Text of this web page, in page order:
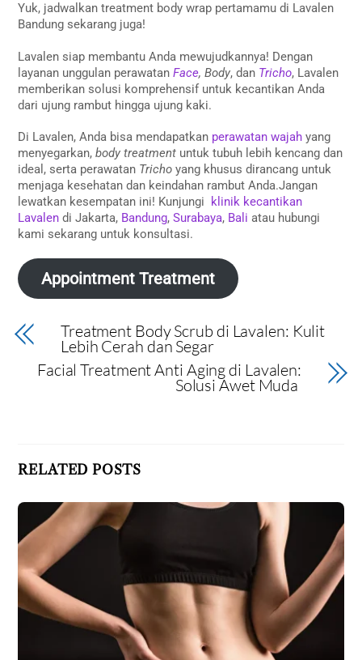
Yuk, jadwalkan treatment body wrap pertamamu di Lavalen
Bandung sekarang juga!
Lavalen siap membantu Anda mewujudkannya! Dengan
layanan unggulan perawatanFace, Body, dan Tricho, Lavalen
memberikan solusi komprehensif untuk kecantikan Anda
dari ujung rambut hingga ujung kaki.
Di Lavalen, Anda bisa mendapatkan perawatan wajah yang
menyegarkan,body treatment untuk tubuh lebih kencang dan
ideal, serta perawatan Tricho yang khusus dirancang untuk
menjaga kesehatan dan keindahan rambut Anda.Jangan
lewatkan kesempatan ini! Kunjungi klinik kecantikan
Lavalen di Jakarta, Bandung,Surabaya, Bali atau hubungi
kami sekarang untuk konsultasi.
Appointment Treatment
Treatment Body Scrub di Lavalen: Kulit
Lebih Cerah dan Segar
Facial Treatment Anti Aging di Lavalen:
Solusi Awet Muda
RELATED POSTS